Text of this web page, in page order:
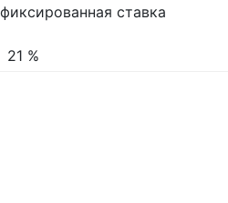
ставка
21 %